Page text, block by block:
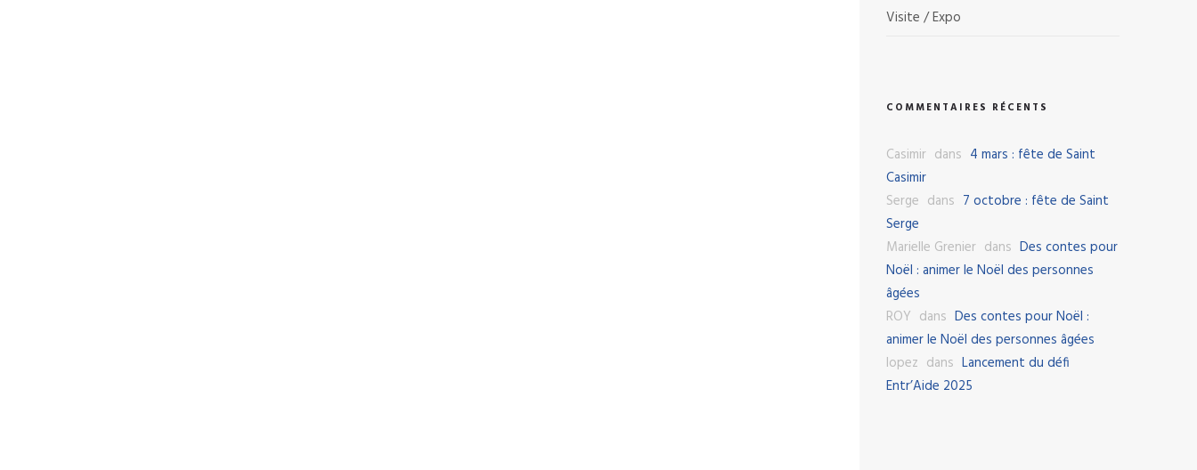
Visite / Expo
COMMENTAIRES RÉCENTS
Casimir dans 4 mars : fête de Saint
Casimir
Serge dans 7 octobre : fête de Saint
Serge
Marielle Grenier dans Des contes pour
Noël : animer le Noël des personnes
âgées
ROY dans Des contes pour Noël :
animer le Noël des personnes âgées
lopez dans Lancement du défi
Entr’Aide 2025